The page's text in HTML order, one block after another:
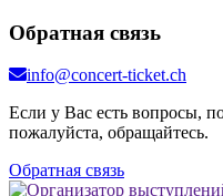
Обратная связь
info@concert-ticket.ch
Если у Вас есть вопросы,
пожалуйста, обращайтесь.
Обратная связь